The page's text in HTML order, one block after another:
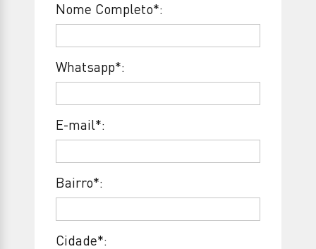
Nome Completo*:
Whatsapp*:
E-mail*:
Bairro*:
Cidade*: